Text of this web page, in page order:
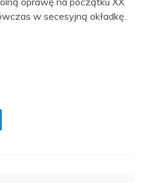
w secesyjną okładkę.